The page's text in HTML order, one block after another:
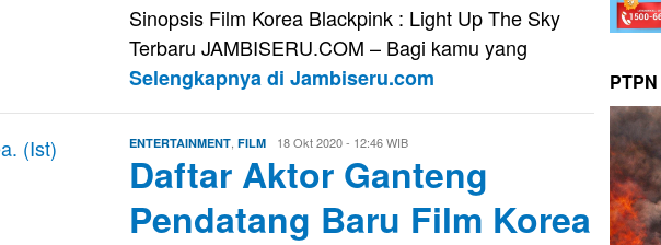
Sinopsis Film Korea Blackpink : Light Up The Sky
Terbaru JAMBISERU.COM – Bagi kamu yang
Selengkapnya di Jambiseru.com
ENTERTAINMENT FILM Evo
Kusnady
18 Okt 2020 - 12:46 WIB
Daftar Aktor Ganteng
Pendatang Baru Film Korea